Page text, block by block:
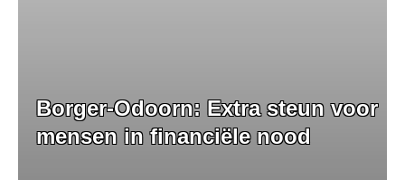
Borger-Odoorn: Extra steun voor
mensen in financiële nood